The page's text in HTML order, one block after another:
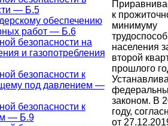
— Б.5
обеспечению
работ — Б.6
безопасности на
и газопотребления
безопасности к
под давлением —
безопасности к
— Б.9
к
минимуму
населения
второй
прошлого
законом. В
году,
от